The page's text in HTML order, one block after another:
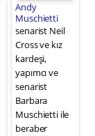
Andy
Muschietti
senarist Neil
Cross ve kız
kardeşi,
yapımcı ve
senarist
Barbara
Muschietti ile
beraber